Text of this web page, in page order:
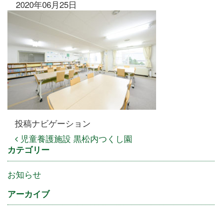
2020年06月25日
投稿ナビゲーション
児童養護施設 黒松内つくし園
カテゴリー
お知らせ
アーカイブ